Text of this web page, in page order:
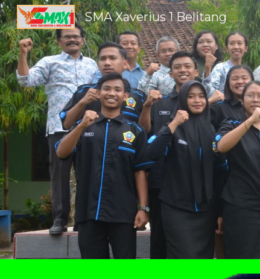
SMA Xaverius 1 Belitang